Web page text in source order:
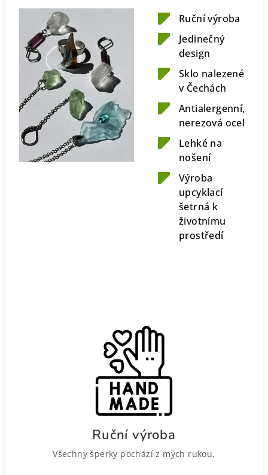
Ruční výroba
Jedinečný
design
Sklo nalezené
v Čechách
Antialergenní,
nerezová ocel
Lehké na
nošení
Výroba
upcyklací
šetrná k
životnímu
prostředí
Ruční výroba
Všechny šperky pochází z mých rukou.